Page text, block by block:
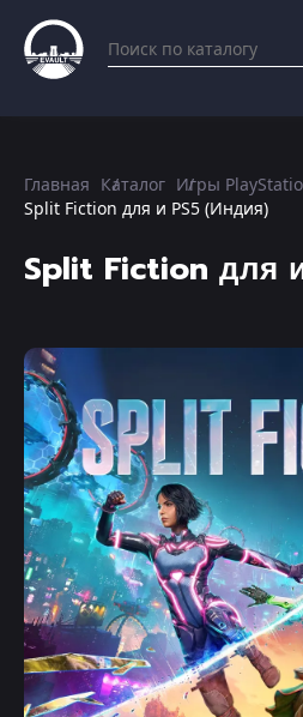
Главная Каталог Игры
Split Fiction для и PS5 (Индия)
Split Fiction для